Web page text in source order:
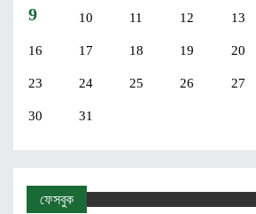
9 10 11 12 13
16 17 18 19 20
23 24 25 26 27
30 31
ফেসবুক